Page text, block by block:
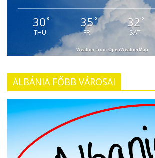
30°
THU
35°
FRI
32 °
SAT
Weather from OpenWeatherMap
ALBÁNIA FŐBB VÁROSAI